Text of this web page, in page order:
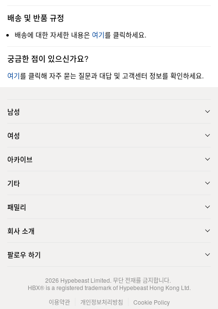
배송 및 반품 규정
배송에 대한 자세한 내용은 여기를 클릭하세요.
궁금한 점이 있으신가요?
여기를 클릭해 자주 묻는 질문과 대답 및 고객센터 정보를 확인하세요.
남성
여성
아카이브
기타
패밀리
회사 소개
팔로우 하기
2026 Hypebeast Limited. 무단 전재를 금지합니다.
HBX® is a registered trademark of Hypebeast Hong Kong Ltd.
이용약관
개인정보처리방침 Cookie Policy